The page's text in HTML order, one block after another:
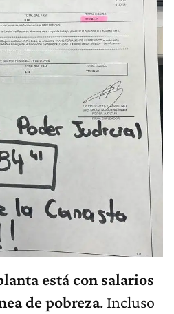
está con salarios
de pobreza. Incluso